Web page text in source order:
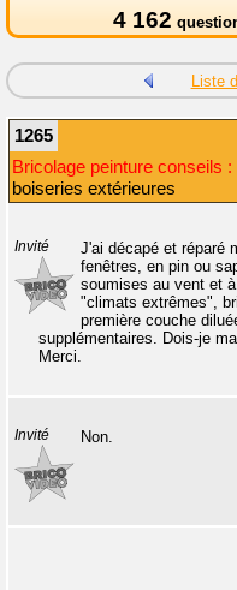
4 162
Liste
1265
Bricolage peinture conseils :
boiseries extérieures
Invité
J'ai décapé et réparé
fenêtres, en pin ou
soumises au vent et
"climats extrêmes",
première couche
supplémentaires. Dois-je
Merci.
Invité Non.